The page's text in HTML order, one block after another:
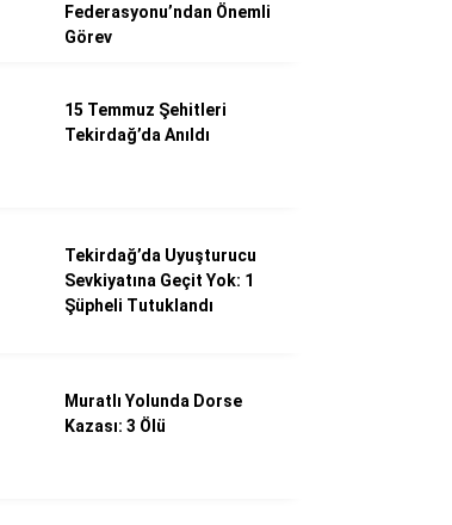
Federasyonu’ndan Önemli
Görev
15 Temmuz Şehitleri
Tekirdağ’da Anıldı
Tekirdağ’da Uyuşturucu
Sevkiyatına Geçit Yok: 1
Şüpheli Tutuklandı
Muratlı Yolunda Dorse
Kazası: 3 Ölü